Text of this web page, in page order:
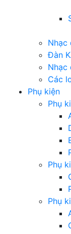
Nhạc
Đàn
Nhạc
Các
Phụ kiện
Phụ
Phụ
Phụ